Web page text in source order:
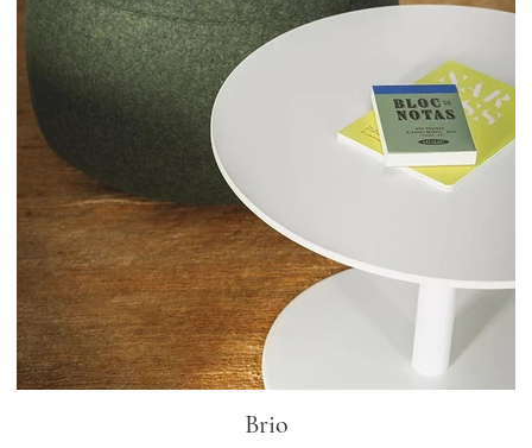
Brio